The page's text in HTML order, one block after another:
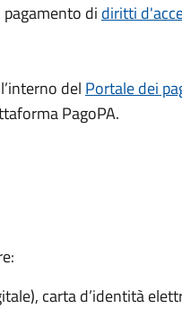
di diritti
del Portale dei
PagoPA.
carta d’identità